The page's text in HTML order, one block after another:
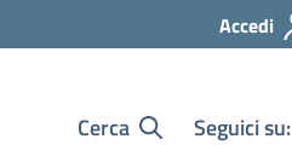
Accedi
Cerca Seguici su: